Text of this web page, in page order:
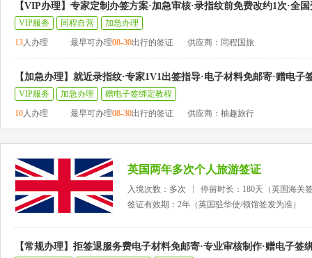
【VIP办理】专家定制办签方案·加急审核·录指纹前免费改约1次·全
VIP服务 同程自营
加急办理
13人办理 最早可办理08-30出行的签证 供应商：同程国旅
【加急办理】就近录指纹·专家1V1出签指导·电子材料免邮寄·赠电子
VIP服务 加急办理
赠电子签绑定教程
10人办理 最早可办理08-30出行的签证 供应商：柚趣旅行
英国两年多次个人旅游签证
入境次数：多次
停留时长：180天（英国海关
签证有效期：2年（英国驻华使/领馆签发为准）
【常规办理】拒签退服务费电子材料免邮寄·专业审核制作·赠电子签